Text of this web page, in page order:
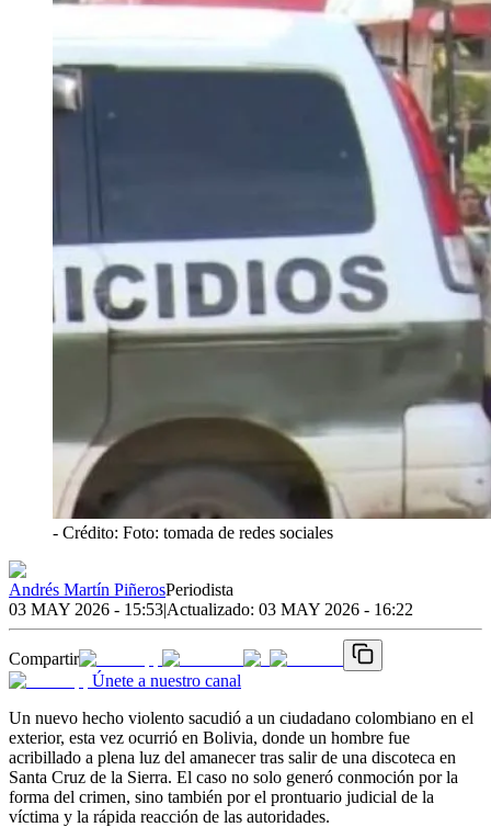
- Crédito: Foto: tomada de redes sociales
Andrés Martín PiñerosPeriodista
03 MAY 2026 - 15:53|Actualizado: 03 MAY 2026 - 16:22
Compartir
Únete a nuestro canal
Un nuevo hecho violento sacudió a un ciudadano colombiano en el
exterior, esta vez ocurrió en Bolivia, donde un hombre fue
acribillado a plena luz del amanecer tras salir de una discoteca en
Santa Cruz de la Sierra. El caso no solo generó conmoción por la
forma del crimen, sino también por el prontuario judicial de la
víctima y la rápida reacción de las autoridades.